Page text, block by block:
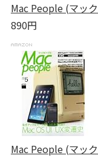
Mac People (マッ
890円
Mac People (マッ